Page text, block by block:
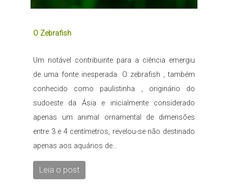
O Zebrafish
Um notável contribuinte para a ciência emergiu
de uma fonte inesperada. O zebrafish , também
conhecido como paulistinha , originário do
sudoeste da Ásia e inicialmente considerado
apenas um animal ornamental de dimensões
entre 3 e 4 centímetros, revelou-se não destinado
apenas aos aquários de...
Leia o post